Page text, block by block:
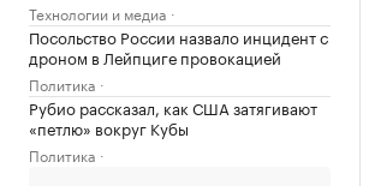
Технологии и медиа
Посольство России назвало инцидент с
дроном в Лейпциге провокацией
Политика
Рубио рассказал, как США затягивают
«петлю» вокруг Кубы
Политика